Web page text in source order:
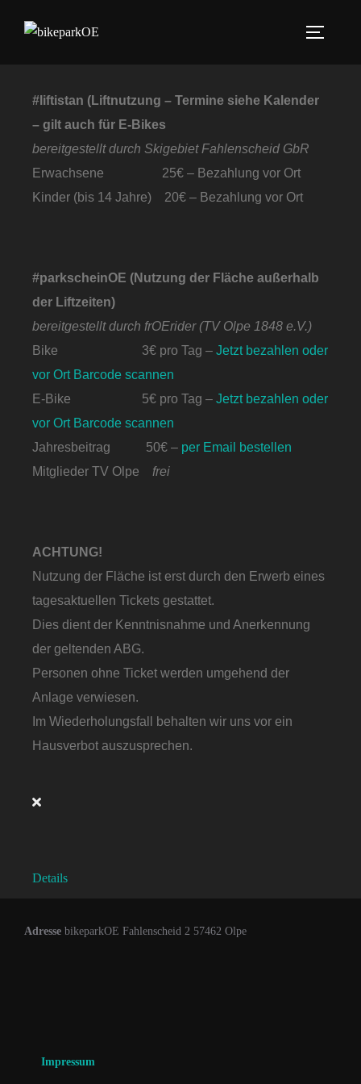
#liftistan (Liftnutzung – Termine siehe Kalender
– gilt auch für E-Bikes
bereitgestellt durch Skigebiet Fahlenscheid GbR
Erwachsene 25€ – Bezahlung vor Ort
Kinder (bis 14 Jahre) 20€ – Bezahlung vor Ort
#parkscheinOE (Nutzung der Fläche außerhalb
der Liftzeiten)
bereitgestellt durch frOErider (TV Olpe 1848 e.V.)
Bike 3€ pro Tag – Jetzt bezahlen oder
vor Ort Barcode scannen
E-Bike 5€ pro Tag – Jetzt bezahlen oder
vor Ort Barcode scannen
Jahresbeitrag 50€ – per Email bestellen
Mitglieder TV Olpe
frei
ACHTUNG!
Nutzung der Fläche ist erst durch den Erwerb eines
tagesaktuellen Tickets gestattet.
Dies dient der Kenntnisnahme und Anerkennung
der geltenden ABG.
Personen ohne Ticket werden umgehend der
Anlage verwiesen.
Im Wiederholungsfall behalten wir uns vor ein
Hausverbot auszusprechen.
Details
Adresse bikeparkOE Fahlenscheid 2 57462 Olpe
Impressum